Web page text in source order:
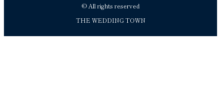
© All rights reserved
THE WEDDING TOWN